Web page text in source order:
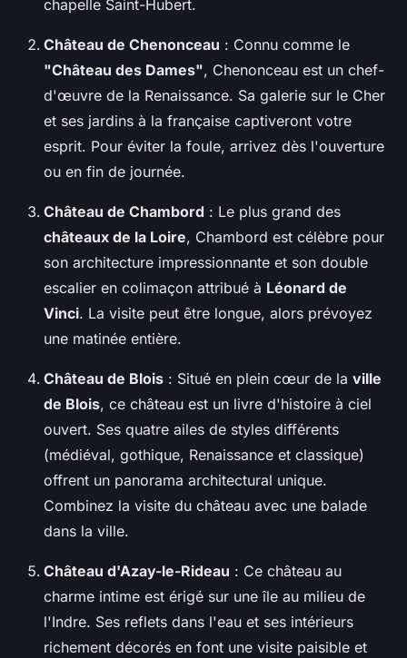
chapelle Saint-Hubert.
Château de Chenonceau : Connu comme le
"Château des Dames", Chenonceau est un chef-
d'œuvre de la Renaissance. Sa galerie sur le Cher
et ses jardins à la française captiveront votre
esprit. Pour éviter la foule, arrivez dès l'ouverture
ou en fin de journée.
Château de Chambord : Le plus grand des
châteaux de la Loire, Chambord est célèbre pour
son architecture impressionnante et son double
escalier en colimaçon attribué à Léonard de
Vinci. La visite peut être longue, alors prévoyez
une matinée entière.
Château de Blois : Situé en plein cœur de la ville
de Blois, ce château est un livre d'histoire à ciel
ouvert. Ses quatre ailes de styles différents
(médiéval, gothique, Renaissance et classique)
offrent un panorama architectural unique.
Combinez la visite du château avec une balade
dans la ville.
Château d'Azay-le-Rideau : Ce château au
charme intime est érigé sur une île au milieu de
l'Indre. Ses reflets dans l'eau et ses intérieurs
richement décorés en font une visite paisible et